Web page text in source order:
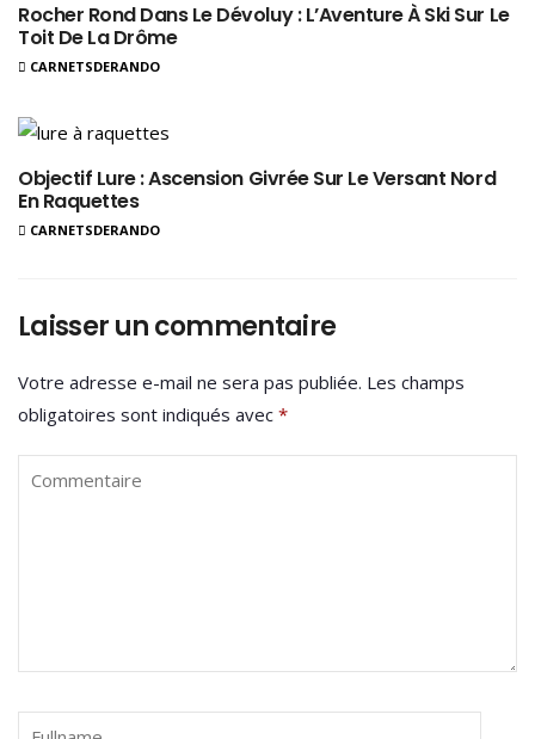
Rocher Rond Dans Le Dévoluy : L’Aventure À Ski Sur Le
Toit De La Drôme
CARNETSDERANDO
Objectif Lure : Ascension Givrée Sur Le Versant Nord
En Raquettes
CARNETSDERANDO
Laisser un commentaire
Votre adresse e-mail ne sera pas publiée. Les champs
obligatoires sont indiqués avec *